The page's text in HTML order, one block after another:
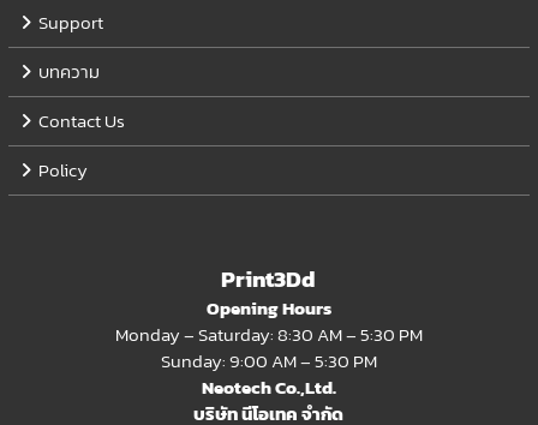
Support
บทความ
Contact Us
Policy
Print3Dd
Opening Hours
Monday – Saturday: 8:30 AM – 5:30 PM
Sunday: 9:00 AM – 5:30 PM
Neotech Co.,Ltd.
บริษัท นีโอเทค จำกัด